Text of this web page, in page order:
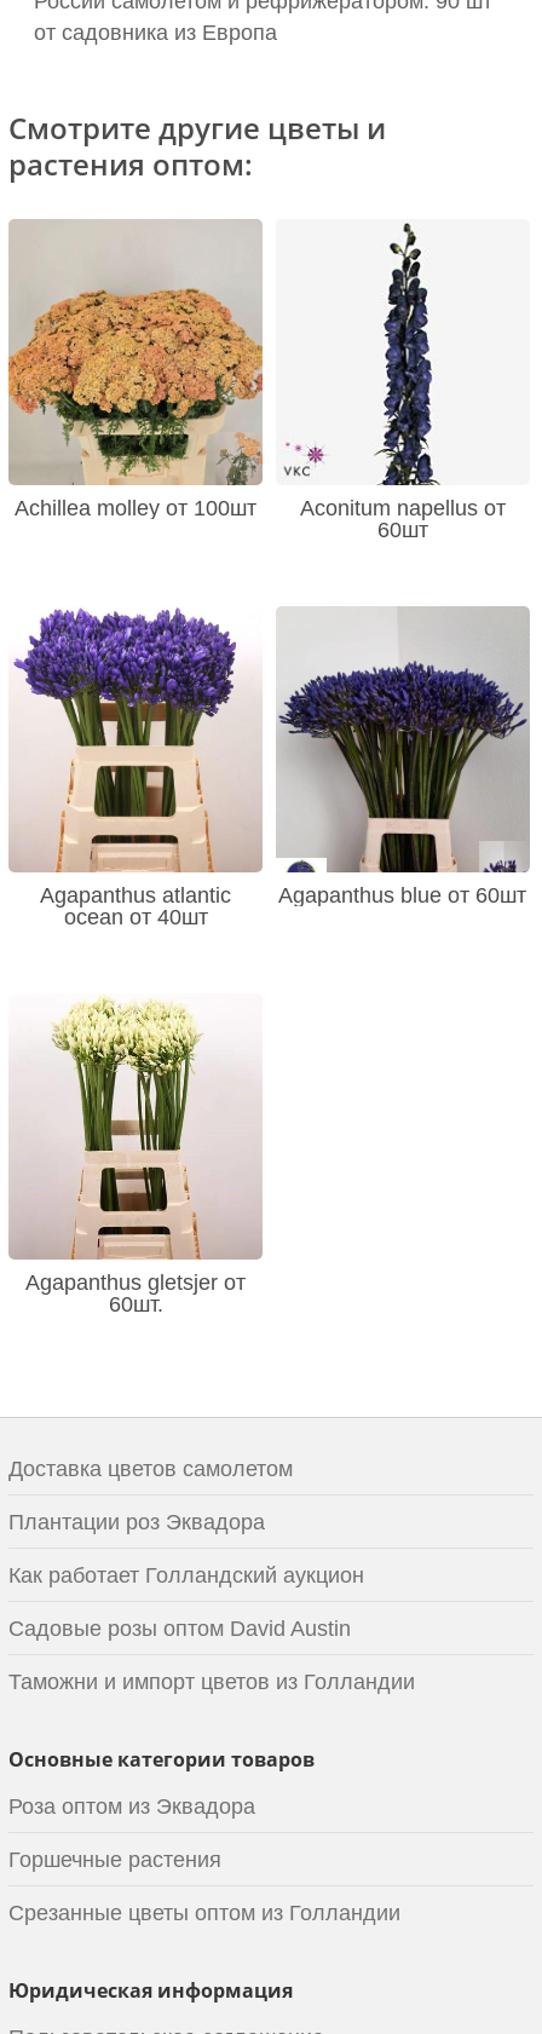
от садовника из Европа
Смотрите другие цветы и
растения оптом:
Achillea molley от 100шт
Aconitum napellus от
60шт
Agapanthus atlantic
ocean от 40шт
Agapanthus blue от 60шт
Agapanthus gletsjer от
60шт.
Доставка цветов самолетом
Плантации роз Эквадора
Как работает Голландский аукцион
Садовые розы оптом David Austin
Таможни и импорт цветов из Голландии
Основные категории товаров
Роза оптом из Эквадора
Горшечные растения
Срезанные цветы оптом из Голландии
Юридическая информация